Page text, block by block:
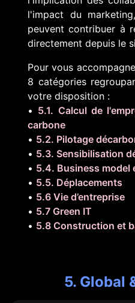
l'impact du
peuvent contribuer à
directement depuis le
Pour vous
8 catégories
votre disposition :
• 5.1. Calcul de
carbone
• 5.2. Pilotage
• 5.3. Sensibilisation
• 5.4. Business model
• 5.5. Déplacements
• 5.6 Vie d’entreprise
• 5.7 Green IT
• 5.8 Construction et
5. Global